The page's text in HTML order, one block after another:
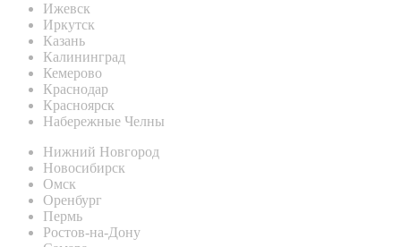
Ижевск
Иркутск
Казань
Калининград
Кемерово
Краснодар
Красноярск
Набережные Челны
Нижний Новгород
Новосибирск
Омск
Оренбург
Пермь
Ростов-на-Дону